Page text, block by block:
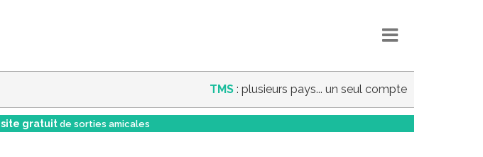
TMS : plusieurs pays... un seul compte
site gratuit de sorties amicales